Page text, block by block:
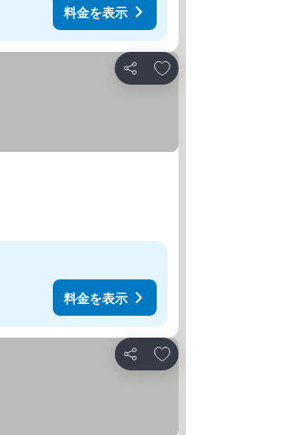
料金を表示
シェア
お気に入りに追加
料金を表示
シェア
お気に入りに追加